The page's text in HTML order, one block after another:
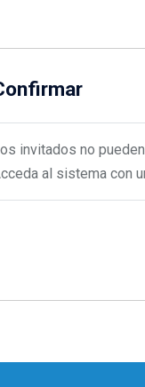
invitados no
al sistema con